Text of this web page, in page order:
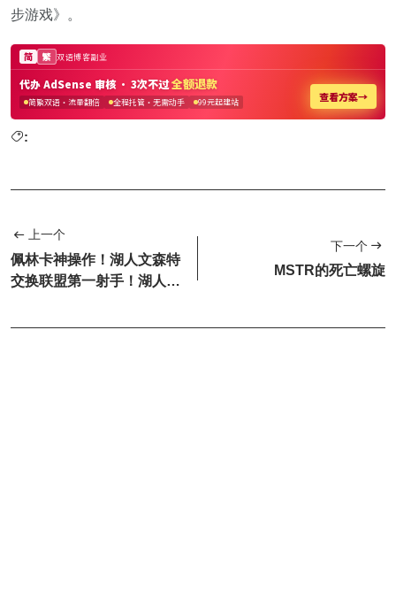
步游戏》。
:
上一个
佩林卡神操作！湖人文森特
交换联盟第一射手！湖人终
下一个
MSTR的死亡螺旋